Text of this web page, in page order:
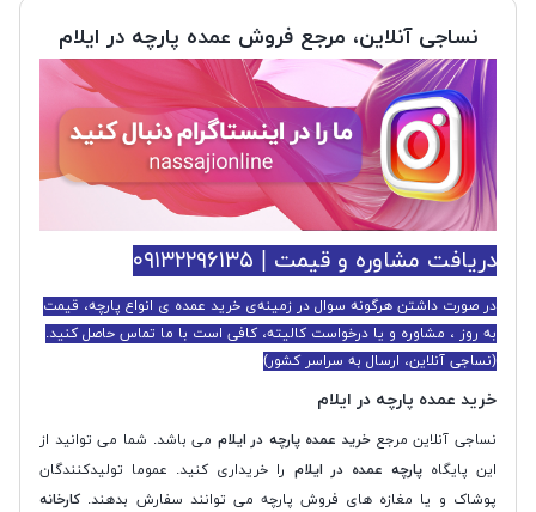
نساجی آنلاین، مرجع فروش عمده پارچه در ایلام
دریافت مشاوره و قیمت | ۰۹۱۳۲۲۹۶۱۳۵
در صورت داشتن هرگونه سوال در زمینه‌ی خرید عمده ی انواع پارچه، قیمت
به روز ، مشاوره و یا درخواست کالیته، کافی است با ما تماس حاصل کنید.
(نساجی آنلاین، ارسال به سراسر کشور)
خرید عمده پارچه در ایلام
نساجی آنلاین مرجعخرید عمده پارچه در ایلام می باشد. شما می توانید از
این پایگاهپارچه عمده در ایلام را خریداری کنید. عموما تولیدکنندگان
پوشاک و یا مغازه های فروش پارچه می توانند سفارش بدهند. کارخانه